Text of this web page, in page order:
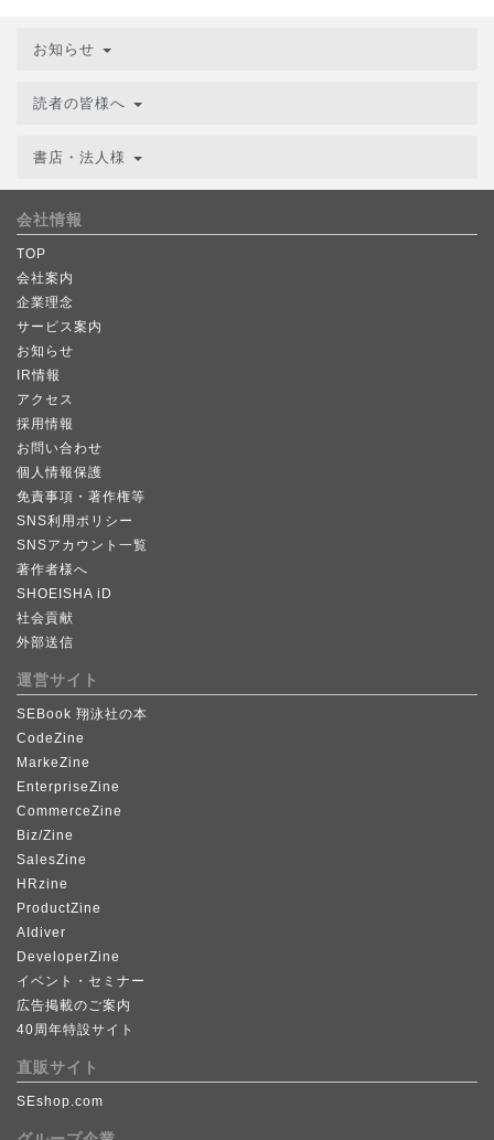
お知らせ
読者の皆様へ
書店・法人様
会社情報
TOP
会社案内
企業理念
サービス案内
お知らせ
IR情報
アクセス
採用情報
お問い合わせ
個人情報保護
免責事項・著作権等
SNS利用ポリシー
SNSアカウント一覧
著作者様へ
SHOEISHA iD
社会貢献
外部送信
運営サイト
SEBook 翔泳社の本
CodeZine
MarkeZine
EnterpriseZine
CommerceZine
Biz/Zine
SalesZine
HRzine
ProductZine
AIdiver
DeveloperZine
イベント・セミナー
広告掲載のご案内
40周年特設サイト
直販サイト
SEshop.com